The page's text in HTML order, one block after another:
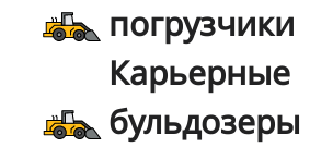
погрузчики
Карьерные
бульдозеры